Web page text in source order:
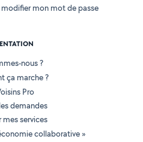
mon mot de passe
nous ?
ça marche ?
Pro
demandes
mes services
collaborative »